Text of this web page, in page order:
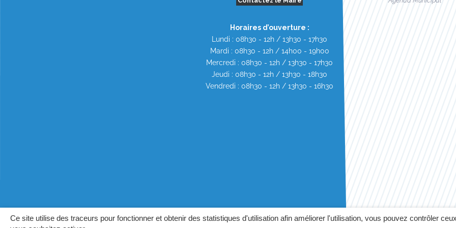
Ce site utilise des traceurs pour fonctionner et obtenir des statistiques d'utilisation afin améliorer l'utilisation, vous pouvez contrôler
Horaires d’ouverture :
Lundi : 08h30 - 12h / 13h30 - 17h30
Mardi : 08h30 - 12h / 14h00 - 19h00
Mercredi : 08h30 - 12h / 13h30 - 17h30
Jeudi : 08h30 - 12h / 13h30 - 18h30
Vendredi : 08h30 - 12h / 13h30 - 16h30
MENTIONS LÉGALES